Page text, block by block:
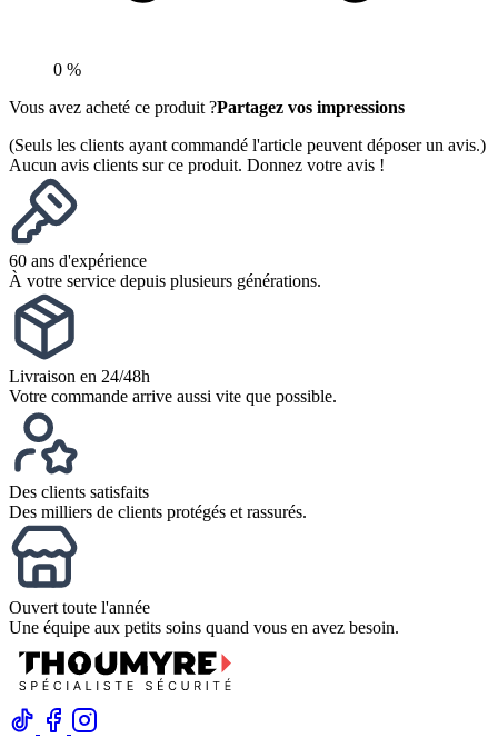
0 %
Vous avez acheté ce produit ?Partagez vos impressions
(Seuls les clients ayant commandé l'article peuvent déposer un avis.)
Aucun avis clients sur ce produit. Donnez votre avis !
60 ans d'expérience
À votre service depuis plusieurs générations.
Livraison en 24/48h
Votre commande arrive aussi vite que possible.
Des clients satisfaits
Des milliers de clients protégés et rassurés.
Ouvert toute l'année
Une équipe aux petits soins quand vous en avez besoin.